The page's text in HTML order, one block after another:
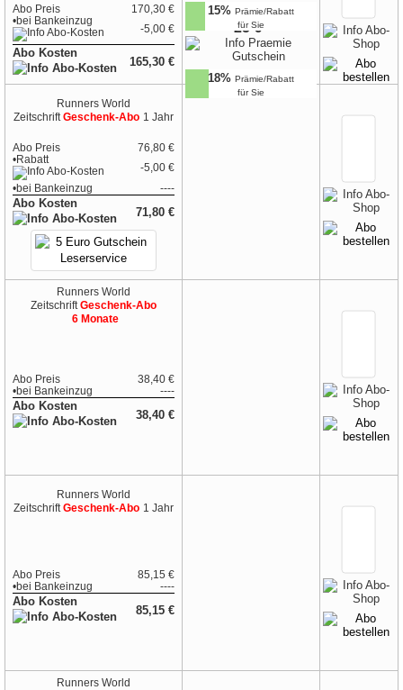
Abo Preis
170,30 €
•bei Bankeinzug
-5,00 €
Abo Kosten
165,30 €
15% Prämie/Rabatt
für Sie
25 €
18% Prämie/Rabatt
für Sie
Runners World
Zeitschrift Geschenk-Abo 1 Jahr
Abo Preis
76,80 €
•Rabatt
-5,00 €
•bei Bankeinzug ----
Abo Kosten
71,80 €
Runners World
Zeitschrift Geschenk-Abo
6 Monate
Abo Preis
38,40 €
•bei Bankeinzug ----
Abo Kosten
38,40 €
Runners World
Zeitschrift Geschenk-Abo 1 Jahr
Abo Preis
85,15 €
•bei Bankeinzug ----
Abo Kosten
85,15 €
Runners World